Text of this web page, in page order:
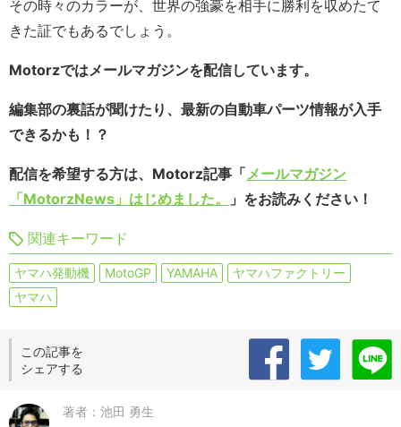
その時々のカラーが、世界の強豪を相手に勝利を収めたて
きた証でもあるでしょう。
Motorzではメールマガジンを配信しています。
編集部の裏話が聞けたり、最新の自動車パーツ情報が入手
できるかも！？
配信を希望する方は、Motorz記事「 メールマガジン
「MotorzNews」はじめました。
」をお読みください！
関連キーワード
ヤマハ発動機 MotoGP YAMAHA
ヤマハファクトリー
ヤマハ
この記事を
シェアする
著者：池田 勇生